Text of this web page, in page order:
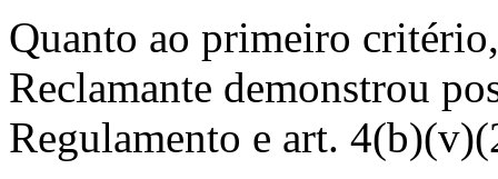
Quanto ao primeiro
Reclamante demonstrou
Regulamento e art.